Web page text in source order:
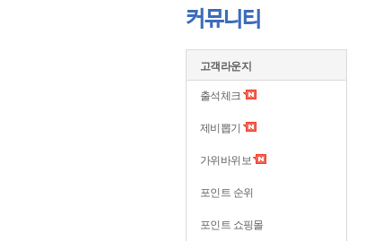
커뮤니티
고객라운지
출석체크
제비뽑기
가위바위보
포인트 순위
포인트 쇼핑몰